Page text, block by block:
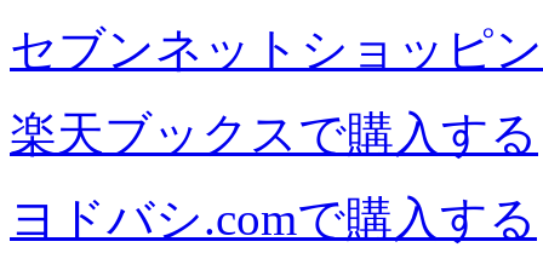
セブンネットショッピ
楽天ブックスで購入する
ヨドバシ.comで購入する